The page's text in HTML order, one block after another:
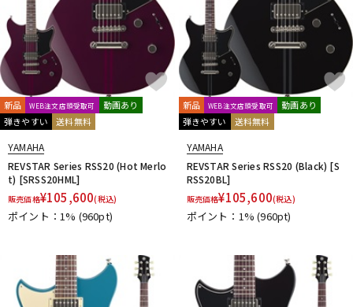
新品 WEB注文店頭受取可
動画あり
弾きやすい
送料無料
YAMAHA
REVSTAR Series RSS20 (Hot Merlo
t) [SRSS20HML]
販売価格¥105,600(税込)
ポイント：1% (960pt)
新品 WEB注文店頭受取可
動画あり
弾きやすい
送料無料
YAMAHA
REVSTAR Series RSS20 (Black) [S
RSS20BL]
販売価格¥105,600(税込)
ポイント：1%(960pt)